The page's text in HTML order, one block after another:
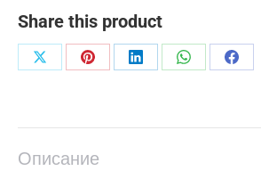
Share this product
ПоделитьсяПоделитьсяПоделитьсяПоделиться
Описание